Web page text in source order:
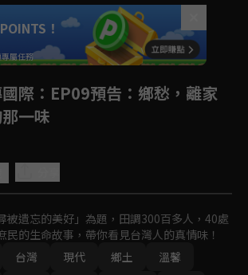
！
屬任務
際 ：EP09預告：鄉愁，離家
一味
被遺忘的美好」為題，田調300百多人，40處
民的生命故事，帶你看見台灣人的真情味！
台灣 現代 鄉土
溫馨